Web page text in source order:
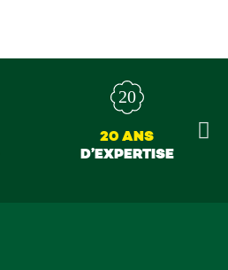
20 ANS
D’EXPERTISE